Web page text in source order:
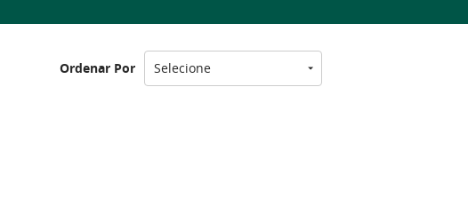
Ordenar Por Selecione